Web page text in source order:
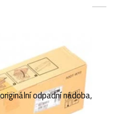
odpadní nádoba,